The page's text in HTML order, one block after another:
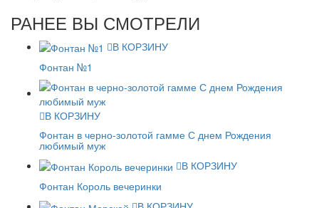
РАНЕЕ ВЫ СМОТРЕЛИ
В КОРЗИНУ
Фонтан №1
В КОРЗИНУ
Фонтан в черно-золотой гамме С днем Рождения
любимый муж
В КОРЗИНУ
Фонтан Король вечеринки